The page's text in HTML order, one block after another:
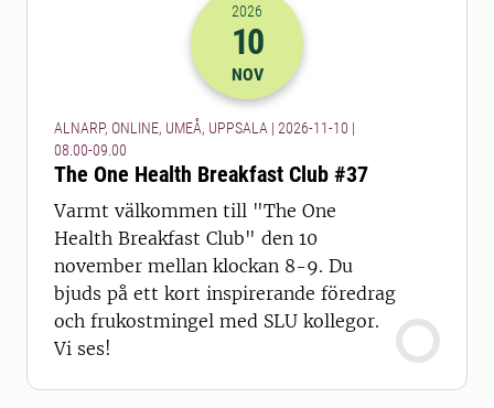
2026-10-11 07:00
2026
10
NOV
ALNARP, ONLINE, UMEÅ, UPPSALA | 2026-11-10 |
08.00-09.00
The One Health Breakfast Club #37
Varmt välkommen till "The One
Health Breakfast Club" den 10
november mellan klockan 8-9. Du
bjuds på ett kort inspirerande föredrag
och frukostmingel med SLU kollegor.
Vi ses!